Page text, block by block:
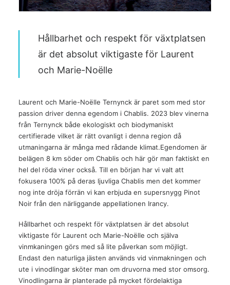
Hållbarhet och respekt för växtplatsen
är det absolut viktigaste för Laurent
och Marie-Noëlle
Laurent och Marie-Noëlle Ternynck är paret som med stor
passion driver denna egendom i Chablis. 2023 blev vinerna
från Ternynck både ekologiskt och biodymaniskt
certifierade vilket är rätt ovanligt i denna region då
utmaningarna är många med rådande klimat.Egendomen är
belägen 8 km söder om Chablis och här gör man faktiskt en
hel del röda viner också. Till en början har vi valt att
fokusera 100% på deras ljuvliga Chablis men det kommer
nog inte dröja förrän vi kan erbjuda en supersnygg Pinot
Noir från den närliggande appellationen Irancy.
Hållbarhet och respekt för växtplatsen är det absolut
viktigaste för Laurent och Marie-Noëlle och själva
vinmkaningen görs med så lite påverkan som möjligt.
Endast den naturliga jästen används vid vinmakningen och
ute i vinodlingar sköter man om druvorna med stor omsorg.
Vinodlingarna är planterade på mycket fördelaktiga